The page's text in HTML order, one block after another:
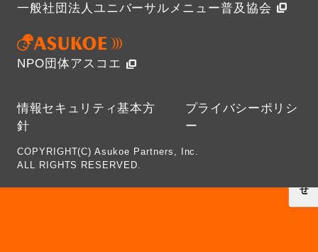
一般社団法人ユニバーサルメニュー普及協会
NPO団体アスコエ
COPYRIGHT(C) Asukoe Partners, Inc.
ALL RIGHTS RESERVED.
情報セキュリティ基本方
針
プライバシーポリシ
ー